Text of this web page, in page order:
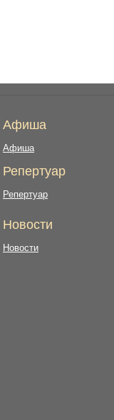
Афиша
Афиша
Репертуар
Репертуар
Новости
Новости